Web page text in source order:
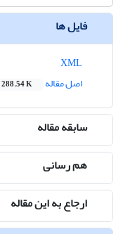
فایل ها
اصل مقاله
288.54 K
سابقه مقاله
هم رسانی
ارجاع به این مقاله